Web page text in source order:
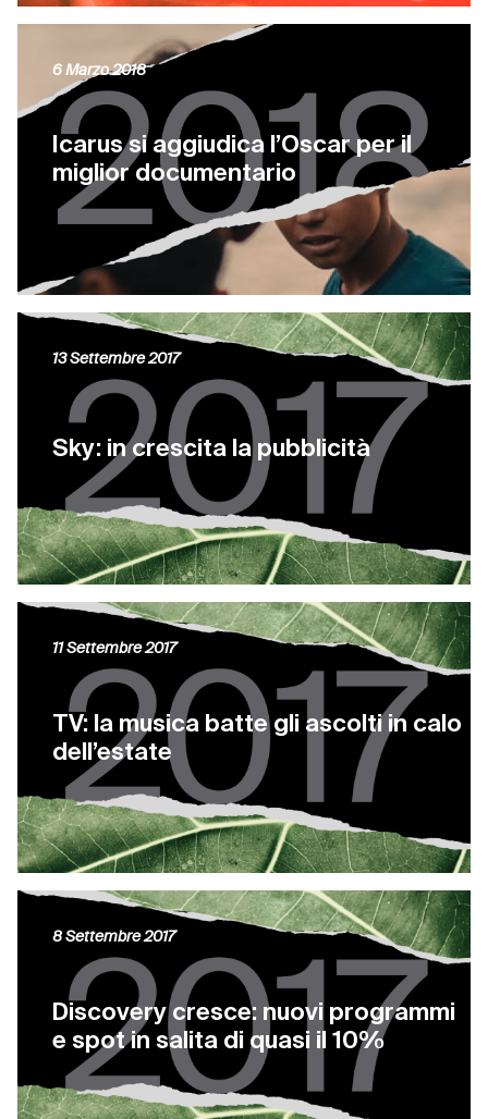
Icarus si aggiudica l’Oscar per il
miglior documentario
6 Marzo 2018
Sky: in crescita la pubblicità
13 Settembre 2017
TV: la musica batte gli ascolti in calo
dell’estate
11 Settembre 2017
Discovery cresce: nuovi programmi
e spot in salita di quasi il 10%
8 Settembre 2017